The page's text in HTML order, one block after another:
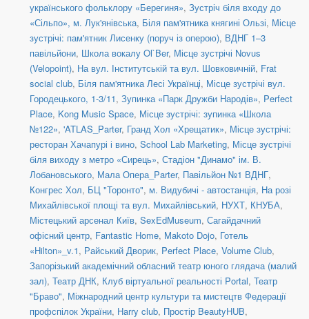
українського фольклору «Берегиня», Зустріч біля входу до
«Сільпо», м. Лук'янівська, Біля пам'ятника княгині Ользі, Місце
зустрічі: пам'ятник Лисенку (поруч із оперою), ВДНГ 1–3
павільйони, Школа вокалу Ol`Ber, Місце зустрічі Novus
(Velopoint), На вул. Інститутській та вул. Шовковичній, Frat
social сlub, Біля пам'ятника Лесі Українці, Місце зустрічі вул.
Городецького, 1-3/11, Зупинка «Парк Дружби Народів», Perfect
Place, Kong Music Space, Місце зустрічі: зупинка «Школа
№122», 'ATLAS_Parter, Гранд Хол «Хрещатик», Місце зустрічі:
ресторан Хачапурі і вино, School Lab Marketing, Місце зустрічі
біля виходу з метро «Сирець», Стадіон "Динамо" ім. В.
Лобановського, Мала Опера_Parter, Павільйон №1 ВДНГ,
Конгрес Хол, БЦ "Торонто", м. Видубичі - автостанція, На розі
Михайлівської площі та вул. Михайлівський, НУХТ, КНУБА,
Містецький арсенал Київ, SexEdMuseum, Сагайдачний
офісний центр, Fantastic Home, Makoto Dojo, Готель
«Hilton»_v.1, Райський Дворик, Perfect Place, Volume Club,
Запорізький академічний обласний театр юного глядача (малий
зал), Театр ДНК, Клуб віртуальної реальності Portal, Театр
"Браво", Міжнародний центр культури та мистецтв Федерації
профспілок України, Harry club, Простір BeautyHUB,